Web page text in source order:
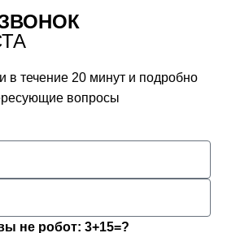
течение 20 минут и подробно
вопросы
не робот: 3+15=?